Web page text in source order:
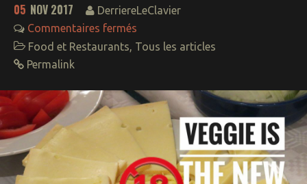
05 NOV 2017
DerriereLeClavier
Commentaires fermés
Food et Restaurants, Tous les articles
Permalink